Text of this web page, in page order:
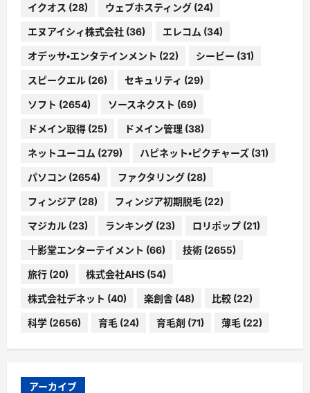
イクオス (28) ウェブホスティング (24)
エヌアイシィ株式会社 (36) エレコム (34)
オデッサ・エンタテインメント (22) シービー (31)
スピークエル (26) セキュリティ (29)
ソフト (2654) ソースネクスト (69)
ドメイン取得 (25) ドメイン管理 (38)
ネットユーコム (279) ハピネット・ピクチャーズ (31)
パソコン (2654) ファクタリング (28)
フィンジア (28) フィンジア初期脱毛 (22)
マジカル (23) ランキング (23) ロリポップ (21)
十影堂エンターテイメント (66) 技術 (2655)
旅行 (20) 株式会社AHS (54)
株式会社デネット (40) 楽創舎 (48) 比較 (22)
科学 (2656) 育毛 (24) 育毛剤 (71) 薄毛 (22)
アーカイブ